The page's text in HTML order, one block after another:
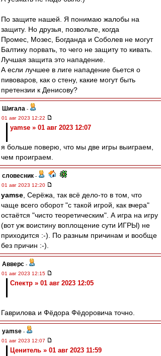
По защите нашей. Я понимаю жалобы на
защиту. Но друзья, позвольте, когда
Промес, Мозес, Богданда и Соболев не могут
Балтику порвать, то чего не защиту то кивать.
Лучшая защита это нападение.
А если лучшее в лиге нападение бьется о
пивоваров, как о стену, какие могут быть
претензии к Денисову?
Шигала -
01 авг 2023 12:22
yamse » 01 авг 2023 12:07
я больше поверю, что мы две игры выиграем,
чем проиграем.
словесник -
01 авг 2023 12:20
yamse , Серёжа, так всё дело-то в том, что
чаще всего оборот "с такой игрой, как вчера"
остаётся "чисто теоретическим". А игра на игру
(вот уж воистину воплощение сути ИГРЫ) не
приходится :-). По разным причинам и вообще
без причин :-).
Авверс -
01 авг 2023 12:15
Спектр » 01 авг 2023 12:05
Гаврилова и Фёдора Фёдоровича точно.
yamse -
01 авг 2023 12:07
Ценитель » 01 авг 2023 11:59